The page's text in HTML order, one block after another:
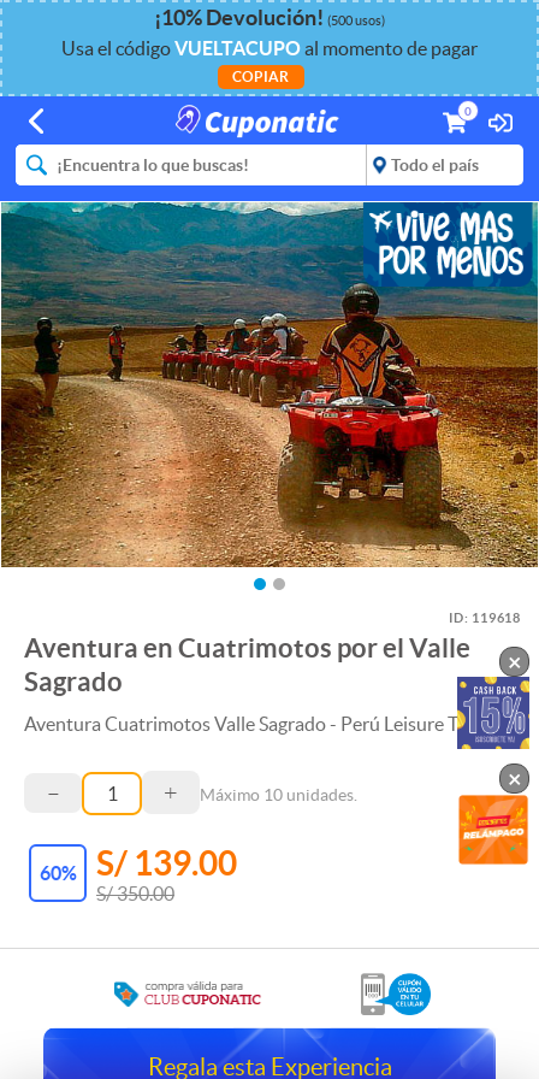
¡10%Devolución! (500 usos)
Usa el códigoVUELTACUPOal momento de pagar
COPIAR
0
ID: 119618
Aventura en Cuatrimotos por el Valle
Sagrado
Aventura Cuatrimotos Valle Sagrado - Perú Leisure Travel
– + Máximo 10 unidades.
60% S/ 139.00
S/ 350.00
Regala esta Experiencia
×
×